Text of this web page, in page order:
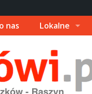
nas Lokalne